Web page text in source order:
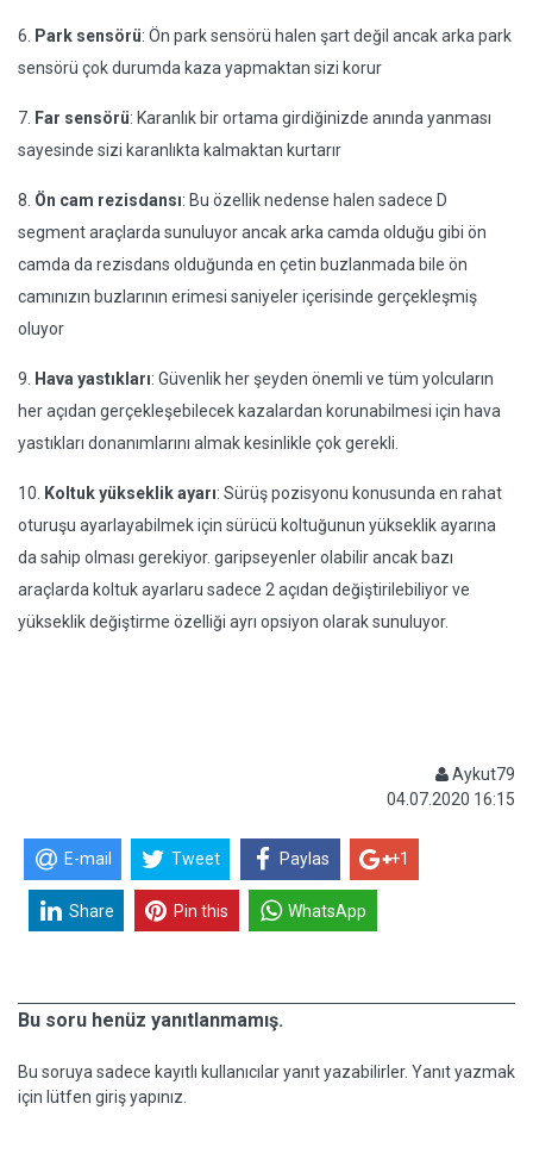
6. Park sensörü: Ön park sensörü halen şart değil ancak arka park
sensörü çok durumda kaza yapmaktan sizi korur
7. Far sensörü: Karanlık bir ortama girdiğinizde anında yanması
sayesinde sizi karanlıkta kalmaktan kurtarır
8. Ön cam rezisdansı: Bu özellik nedense halen sadece D
segment araçlarda sunuluyor ancak arka camda olduğu gibi ön
camda da rezisdans olduğunda en çetin buzlanmada bile ön
camınızın buzlarının erimesi saniyeler içerisinde gerçekleşmiş
oluyor
9. Hava yastıkları: Güvenlik her şeyden önemli ve tüm yolcuların
her açıdan gerçekleşebilecek kazalardan korunabilmesi için hava
yastıkları donanımlarını almak kesinlikle çok gerekli.
10. Koltuk yükseklik ayarı: Sürüş pozisyonu konusunda en rahat
oturuşu ayarlayabilmek için sürücü koltuğunun yükseklik ayarına
da sahip olması gerekiyor. garipseyenler olabilir ancak bazı
araçlarda koltuk ayarlaru sadece 2 açıdan değiştirilebiliyor ve
yükseklik değiştirme özelliği ayrı opsiyon olarak sunuluyor.
Aykut79
04.07.2020 16:15
E-mail Tweet Paylas +1
Share Pin this WhatsApp
Bu soru henüz yanıtlanmamış.
Bu soruya sadece kayıtlı kullanıcılar yanıt yazabilirler. Yanıt yazmak
için lütfen giriş yapınız.